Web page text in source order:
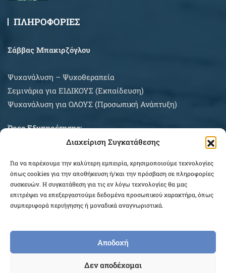
Διαχείριση Συγκατάθεσης
Για να παρέχουμε την καλύτερη εμπειρία, χρησιμοποιούμε τεχνολογίες
όπως cookies για την αποθήκευση ή/και την πρόσβαση σε πληροφορίες
συσκευών. Η συγκατάθεση για τις εν λόγω τεχνολογίες θα μας
επιτρέψει να επεξεργαστούμε δεδομένα προσωπικού χαρακτήρα, όπως
συμπεριφορά περιήγησης ή μοναδικά αναγνωριστικά.
Αποδοχή
Δεν αποδέχομαι
ΠΛΗΡΟΦΟΡΙΕΣ
Σάββας Μπακιρζόγλου
Ψυχανάλυση – Ψυχοθεραπεία
Σεμινάρια για EIΔΙΚΟΥΣ (Εκπαίδευση)
Ψυχανάλυση για ΟΛΟΥΣ (Προσωπική Ανάπτυξη)
Ώρες Εξυπηρέτησης:
ΠΛΗΡΟΦΟΡΙΕΣ ΑΓΟΡΩΝ
COPYRIGHT © 2026 EPEKEINA.GR. DESIGNED BY
WEB_FOR_ALL